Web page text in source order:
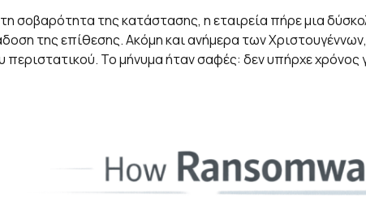
σοβαρότητα της κατάστασης, η εταιρεία πήρε μια
της επίθεσης. Ακόμη και ανήμερα των
περιστατικού. Το μήνυμα ήταν σαφές: δεν υπήρχε χρόνος